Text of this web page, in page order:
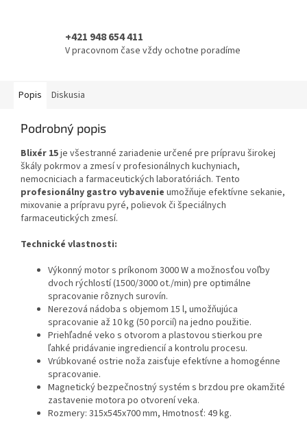
+421 948 654 411
V pracovnom čase vždy ochotne poradíme
Popis Diskusia
Podrobný popis
Blixér 15je všestranné zariadenie určené pre prípravu širokej
škály pokrmov a zmesí v profesionálnych kuchyniach,
nemocniciach a farmaceutických laboratóriách. Tento
profesionálny gastro vybavenie umožňuje efektívne sekanie,
mixovanie a prípravu pyré, polievok či špeciálnych
farmaceutických zmesí.
Technické vlastnosti:
Výkonný motor s príkonom 3000 W a možnosťou voľby
dvoch rýchlostí (1500/3000 ot./min) pre optimálne
spracovanie rôznych surovín.
Nerezová nádoba s objemom 15 l, umožňujúca
spracovanie až 10 kg (50 porcií) na jedno použitie.
Priehľadné veko s otvorom a plastovou stierkou pre
ľahké pridávanie ingrediencií a kontrolu procesu.
Vrúbkované ostrie noža zaisťuje efektívne a homogénne
spracovanie.
Magnetický bezpečnostný systém s brzdou pre okamžité
zastavenie motora po otvorení veka.
Rozmery: 315x545x700 mm, Hmotnosť: 49 kg.